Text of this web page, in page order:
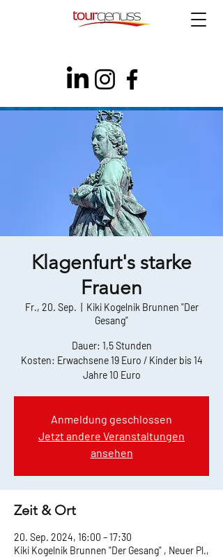
Klagenfurt's starke
Frauen
Fr., 20. Sep.
Kiki Kogelnik Brunnen "Der
Gesang"
Dauer: 1,5 Stunden
Kosten: Erwachsene 19 Euro / Kinder bis 14
Jahre 10 Euro
Anmeldung geschlossen
Jetzt andere Veranstaltungen
ansehen
Zeit & Ort
20. Sep. 2024, 16:00 – 17:30
Kiki Kogelnik Brunnen "Der Gesang" , Neuer Pl.,